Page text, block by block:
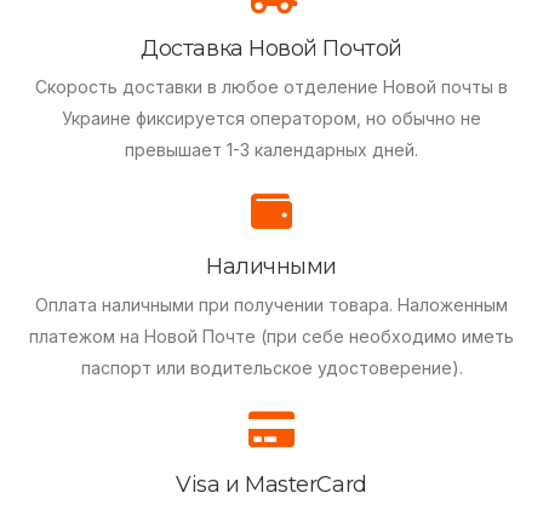
Доставка Новой Почтой
Скорость доставки в любое отделение Новой почты в
Украине фиксируется оператором, но обычно не
превышает 1-3 календарных дней.
Наличными
Оплата наличными при получении товара. Наложенным
платежом на Новой Почте (при себе необходимо иметь
паспорт или водительское удостоверение).
Visa и MasterCard